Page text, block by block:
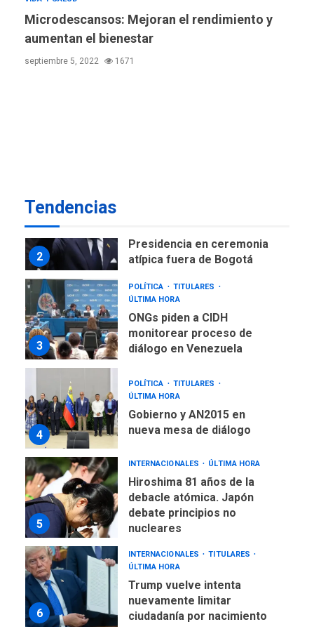
Microdescansos: Mejoran el rendimiento y
aumentan el bienestar
septiembre 5, 2022 1671
Tendencias
GUERRA EN EL MUNDO
TITULARES
ofensivas de largo alcance
2
Presidencia en ceremonia
atípica fuera de Bogotá
3
POLÍTICA
TITULARES
ÚLTIMA HORA
ONGs piden a CIDH
monitorear proceso de
diálogo en Venezuela
4
POLÍTICA
TITULARES
ÚLTIMA HORA
Gobierno y AN2015 en
nueva mesa de diálogo
5
INTERNACIONALES ÚLTIMA HORA
Hiroshima 81 años de la
debacle atómica. Japón
debate principios no
nucleares
6
INTERNACIONALES
TITULARES
ÚLTIMA HORA
Trump vuelve intenta
nuevamente limitar
ciudadanía por nacimiento